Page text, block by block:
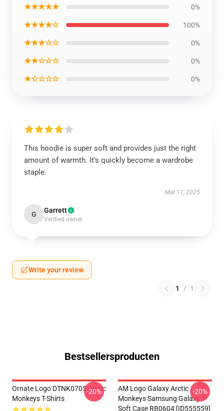
★★★★★ 0%
★★★★☆ 100%
★★★☆☆ 0%
★★☆☆☆ 0%
★☆☆☆☆ 0%
This hoodie is super soft and provides just the right
amount of warmth. It’s quickly become a wardrobe
staple.
Mar 11, 2025
G Garrett
Verified owner
Write your review
1 / 1
Bestsellersproducten
Ornate Logo DTNK0705 Arctic
Monkeys T-Shirts
-20%
AM Logo Galaxy Arctic
Monkeys Samsung Galaxy
Soft Case RB0604 [ID555559]
-20%